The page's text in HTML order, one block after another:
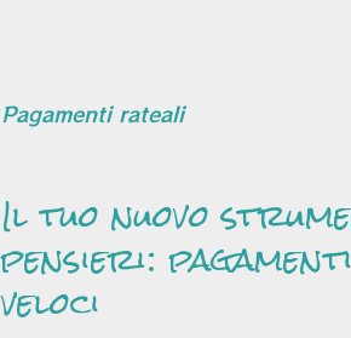
Pagamenti rateali
Il tuo nuovo
pensieri:
veloci